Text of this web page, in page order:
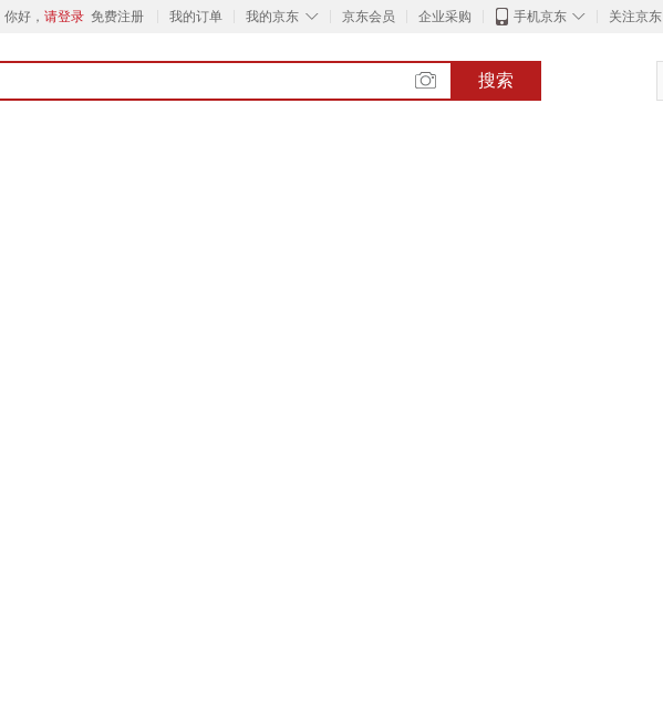
你好， 请登录 免费注册 我的订单 ◇
我的京东 京东会员 企业采购 ◇
手机京东 关注京东
搜索